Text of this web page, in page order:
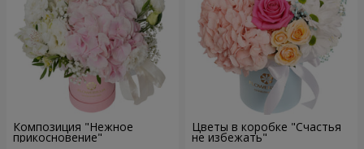
Композиция "Нежное
прикосновение"
Цветы в коробке "Счастья
не избежать"